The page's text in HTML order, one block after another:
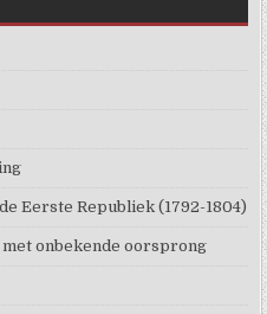
Eerste Republiek (1792-1804)
met onbekende oorsprong